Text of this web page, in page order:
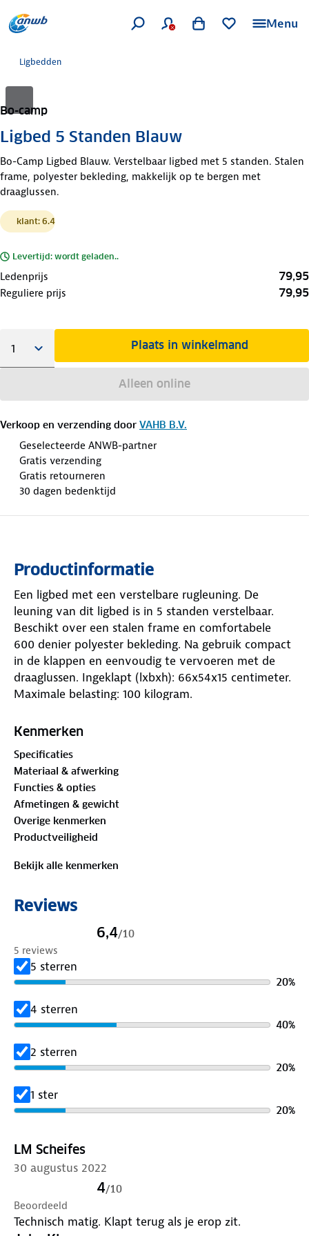
Menu
Ligbedden
Bo-camp
Ligbed 5 Standen Blauw
Bo-Camp Ligbed Blauw. Verstelbaar ligbed met 5 standen. Stalen
frame, polyester bekleding, makkelijk op te bergen met
draaglussen.
klant: 6.4
Levertijd: wordt geladen..
Ledenprijs 79,95
Reguliere prijs 79,95
Plaats in winkelmand
Alleen online
Verkoop en verzending door VAHB B.V.
Geselecteerde ANWB-partner
Gratis verzending
Gratis retourneren
30 dagen bedenktijd
Productinformatie
Een ligbed met een verstelbare rugleuning. De
leuning van dit ligbed is in 5 standen verstelbaar.
Beschikt over een stalen frame en comfortabele
600 denier polyester bekleding. Na gebruik compact
in de klappen en eenvoudig te vervoeren met de
draaglussen. Ingeklapt (lxbxh): 66x54x15 centimeter.
Maximale belasting: 100 kilogram.
Kenmerken
Specificaties
Materiaal & afwerking
Functies & opties
Afmetingen & gewicht
Overige kenmerken
Productveiligheid
Bekijk alle kenmerken
Reviews
6,4/10
5 reviews
5 sterren
20%
4 sterren
40%
2 sterren
20%
1 ster
20%
LM Scheifes
30 augustus 2022
4/10
Beoordeeld
Technisch matig. Klapt terug als je erop zit.